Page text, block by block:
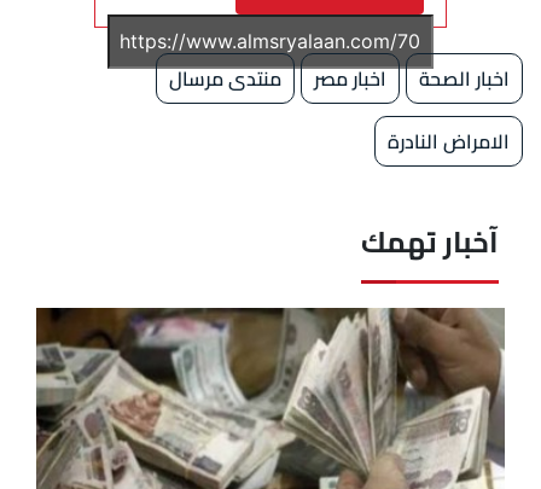
اخبار الصحة اخبار مصر
منتدى مرسال
الامراض النادرة
آخبار تهمك